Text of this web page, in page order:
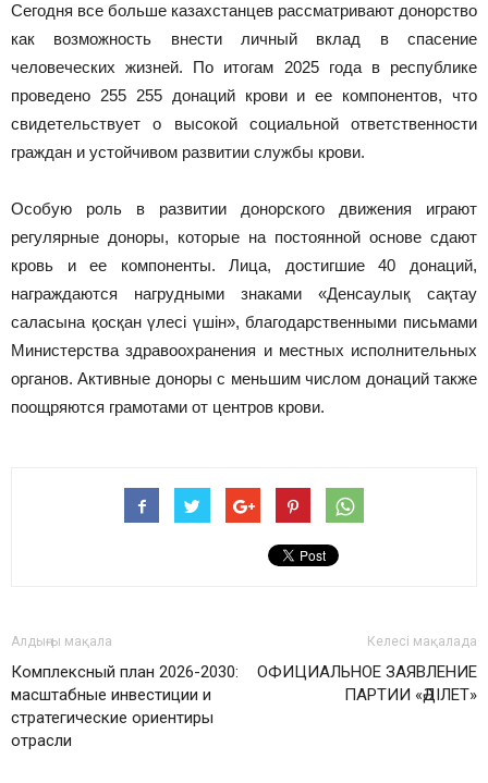
Сегодня все больше казахстанцев рассматривают донорство
как возможность внести личный вклад в спасение
человеческих жизней. По итогам 2025 года в республике
проведено 255 255 донаций крови и ее компонентов, что
свидетельствует о высокой социальной ответственности
граждан и устойчивом развитии службы крови.
Особую роль в развитии донорского движения играют
регулярные доноры, которые на постоянной основе сдают
кровь и ее компоненты. Лица, достигшие 40 донаций,
награждаются нагрудными знаками «Денсаулық сақтау
саласына қосқан үлесі үшін», благодарственными письмами
Министерства здравоохранения и местных исполнительных
органов. Активные доноры с меньшим числом донаций также
поощряются грамотами от центров крови.
Алдыңғы мақала
Комплексный план 2026-2030:
масштабные инвестиции и
стратегические ориентиры
отрасли
Келесі мақалада
ОФИЦИАЛЬНОЕ ЗАЯВЛЕНИЕ
ПАРТИИ «ӘДІЛЕТ»